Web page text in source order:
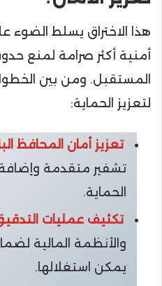
هذا الاختراق يسلط الضوء
أمنية أكثر صرامة لمنع
المستقبل. ومن بين
لتعزيز الحماية:
تعزيز أمان المحافظ
تشفير متقدمة
الحماية.
تكثيف عمليات
والأنظمة المالية
يمكن استغلالها.